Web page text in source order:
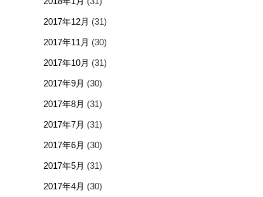
2017年12月 (31)
2017年11月 (30)
2017年10月 (31)
2017年9月 (30)
2017年8月 (31)
2017年7月 (31)
2017年6月 (30)
2017年5月 (31)
2017年4月 (30)